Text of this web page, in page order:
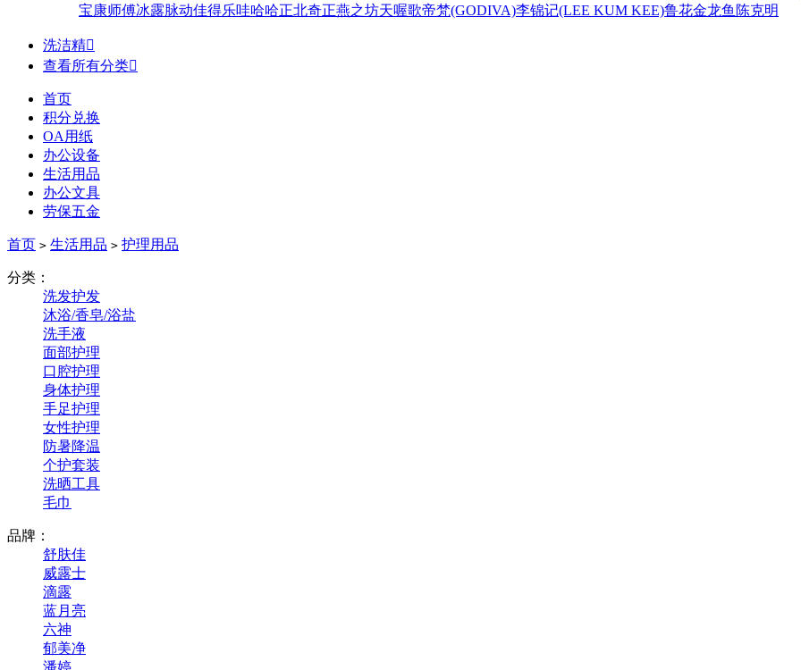
宝康师傅冰露脉动佳得乐哇哈哈正北奇正燕之坊天喔歌帝梵(GODIVA)李锦记(LEE KUM KEE)鲁花金龙鱼 陈克明
洗洁精
查看所有分类
首页
积分兑换
OA用纸
办公设备
生活用品
办公文具
劳保五金
首页 > 生活用品 > 护理用品
分类：
洗发护发
沐浴/香皂/浴盐
洗手液
面部护理
口腔护理
身体护理
手足护理
女性护理
防暑降温
个护套装
洗晒工具
毛巾
品牌：
舒肤佳
威露士
滴露
蓝月亮
六神
郁美净
潘婷